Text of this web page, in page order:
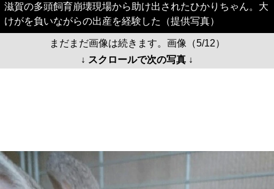
滋賀の多頭飼育崩壊現場から助け出されたひかりちゃん。大
けがを負いながらの出産を経験した（提供写真）
まだまだ画像は続きます。画像（5/12）
↓ スクロールで次の写真 ↓